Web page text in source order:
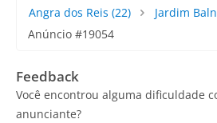
Angra dos Reis (22) Jardim
Anúncio #19054
Feedback
Você encontrou alguma dificuldade
anunciante?